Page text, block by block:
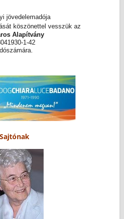
jövedelemadója
köszönettel vesszük az
Alapítvány
1-42
Sajtónak